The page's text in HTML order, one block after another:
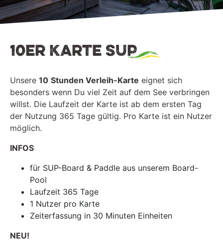
10er Karte SUP
Unsere 10 Stunden Verleih-Karte eignet sich
besonders wenn Du viel Zeit auf dem See verbringen
willst. Die Laufzeit der Karte ist ab dem ersten Tag
der Nutzung 365 Tage gültig. Pro Karte ist ein Nutzer
möglich.
INFOS
für SUP-Board & Paddle aus unserem Board-
Pool
Laufzeit 365 Tage
1 Nutzer pro Karte
Zeiterfassung in 30 Minuten Einheiten
NEU!